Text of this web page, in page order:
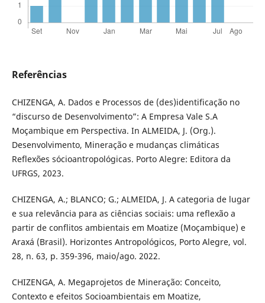
Referências
CHIZENGA, A. Dados e Processos de (des)identificação no
“discurso de Desenvolvimento”: A Empresa Vale S.A
Moçambique em Perspectiva. In ALMEIDA, J. (Org.).
Desenvolvimento, Mineração e mudanças climáticas
Reflexões sócioantropológicas. Porto Alegre: Editora da
UFRGS, 2023.
CHIZENGA, A.; BLANCO; G.; ALMEIDA, J. A categoria de lugar
e sua relevância para as ciências sociais: uma reflexão a
partir de conflitos ambientais em Moatize (Moçambique) e
Araxá (Brasil). Horizontes Antropológicos, Porto Alegre, vol.
28, n. 63, p. 359-396, maio/ago. 2022.
CHIZENGA, A. Megaprojetos de Mineração: Conceito,
Contexto e efeitos Socioambientais em Moatize,